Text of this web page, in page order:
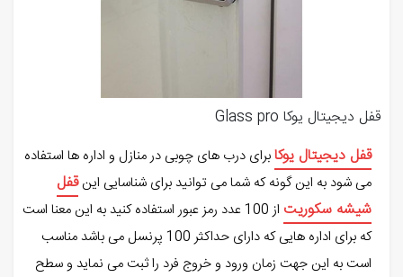
قفل دیجیتال یوکا Glass pro
قفل دیجیتال یوکابرای درب های چوبی در منازل و اداره ها استفاده
می شود به این گونه که شما می توانید برای شناسایی اینقفل
شیشه سکوریت
از 100 عدد رمز عبور استفاده کنید به این معنا است
که برای اداره هایی که دارای حداکثر 100 پرنسل می باشد مناسب
است به این جهت زمان ورود و خروج فرد را ثبت می نماید و سطح